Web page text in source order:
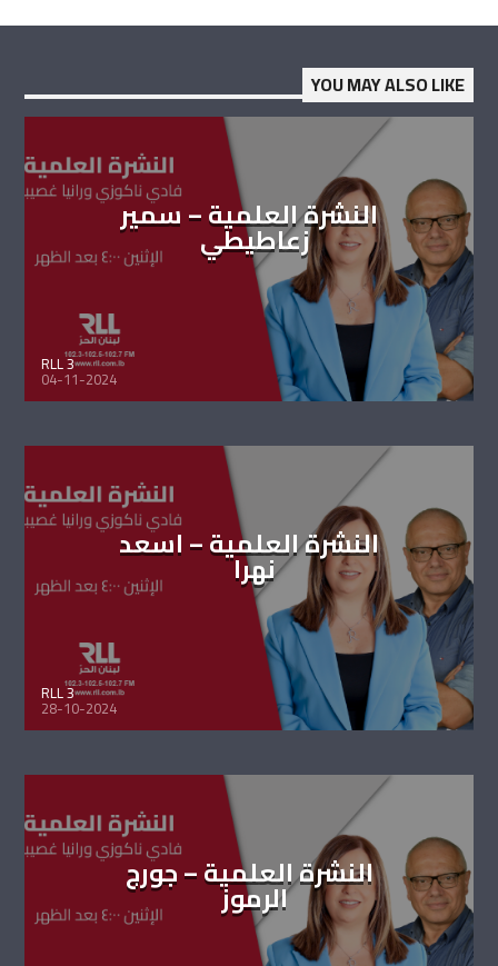
YOU MAY ALSO LIKE
النشرة العلمية – سمير
زعاطيطي
RLL 3
04-11-2024
النشرة العلمية – اسعد
نهرا
RLL 3
28-10-2024
النشرة العلمية – جورج
الرموز